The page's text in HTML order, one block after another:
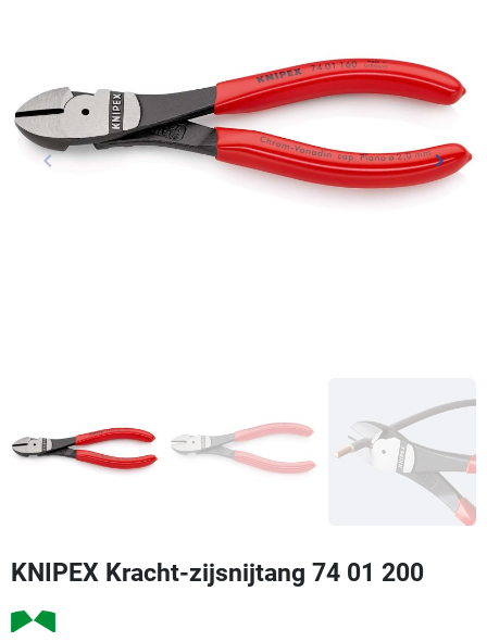
Vorige
keyboard_arrow_left keyboard_arrow_right
KNIPEX Kracht-zijsnijtang 74 01 200